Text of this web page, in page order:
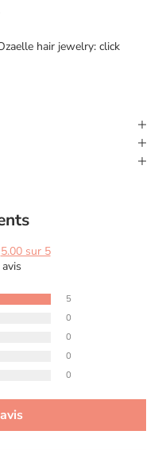
hair jewelry: click
5.00 sur 5
5
0
0
0
0